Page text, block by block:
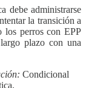
debe administrarse
la transición a
los perros con EPP
plazo con una
Condicional